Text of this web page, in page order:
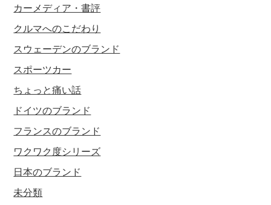
カーメディア・書評
クルマへのこだわり
スウェーデンのブランド
スポーツカー
ちょっと痛い話
ドイツのブランド
フランスのブランド
ワクワク度シリーズ
日本のブランド
未分類